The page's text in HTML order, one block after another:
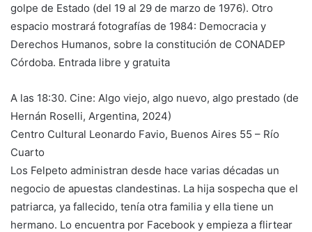
golpe de Estado (del 19 al 29 de marzo de 1976). Otro
espacio mostrará fotografías de 1984: Democracia y
Derechos Humanos, sobre la constitución de CONADEP
Córdoba. Entrada libre y gratuita
A las 18:30. Cine: Algo viejo, algo nuevo, algo prestado (de
Hernán Roselli, Argentina, 2024)
Centro Cultural Leonardo Favio, Buenos Aires 55 – Río
Cuarto
Los Felpeto administran desde hace varias décadas un
negocio de apuestas clandestinas. La hija sospecha que el
patriarca, ya fallecido, tenía otra familia y ella tiene un
hermano. Lo encuentra por Facebook y empieza a flirtear